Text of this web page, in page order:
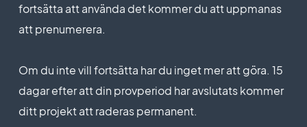
fortsätta att använda det kommer du att uppmanas
att prenumerera.
Om du inte vill fortsätta har du inget mer att göra. 15
dagar efter att din provperiod har avslutats kommer
ditt projekt att raderas permanent.